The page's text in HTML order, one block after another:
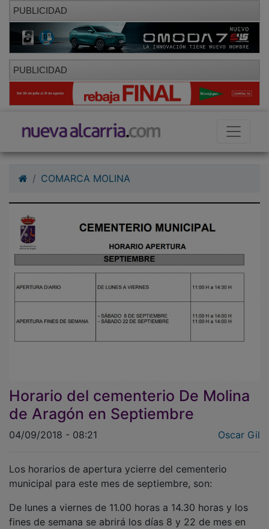
PUBLICIDAD
PUBLICIDAD
COMARCA MOLINA
Horario del cementerio De Molina
de Aragón en Septiembre
04/09/2018 - 08:21 Oscar Gil
Los horarios de apertura ycierre del cementerio
municipal para este mes de septiembre, son:
De lunes a viernes de 11.00 horas a 14.30 horas y los
fines de semana se abrirá los días 8 y 22 de mes en